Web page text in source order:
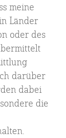
meine
Länder
oder des
darüber
dabei
die